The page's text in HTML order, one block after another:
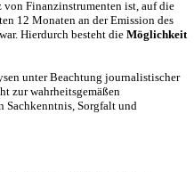
von Finanzinstrumenten ist, auf die
12 Monaten an der Emission des
Hierdurch besteht die Möglichkeit
unter Beachtung journalistischer
zur wahrheitsgemäßen
Sachkenntnis, Sorgfalt und